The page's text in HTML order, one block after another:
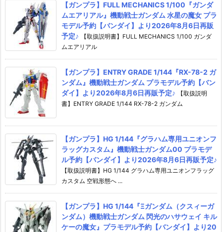
【ガンプラ】FULL MECHANICS 1/100『ガンダ
ムエアリアル』機動戦士ガンダム 水星の魔女 プラ
モデル予約【バンダイ】より2026年8月6日再販
予定♪
【取扱説明書】FULL MECHANICS 1/100 ガンダ
ムエアリアル
【ガンプラ】ENTRY GRADE 1/144『RX-78-2 ガ
ンダム』機動戦士ガンダム プラモデル予約【バン
ダイ】より2026年8月6日再販予定♪
【取扱説明
書】ENTRY GRADE 1/144 RX-78-2 ガンダム
【ガンプラ】HG 1/144『グラハム専用ユニオンフ
ラッグカスタム』機動戦士ガンダム00 プラモデ
ル予約【バンダイ】より2026年8月6日再販予定♪
【取扱説明書】HG 1/144 グラハム専用ユニオンフラッグ
カスタム 空戦形態へ ...
【ガンプラ】HG 1/144『Ξガンダム（クスィーガ
ンダム）機動戦士ガンダム 閃光のハサウェイ キル
ケーの魔女』プラモデル予約【バンダイ】より20